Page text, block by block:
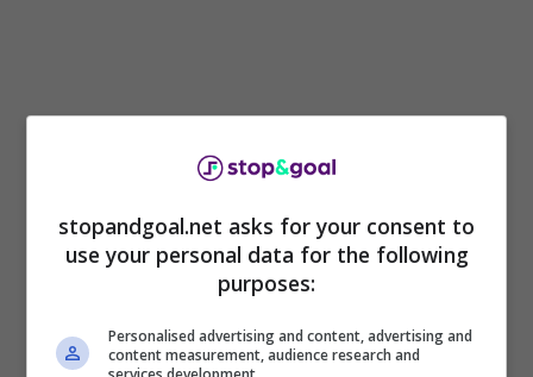
è la situazione legata ai rinnovi
Felipe Anderson
infatti, sono ancora in attesa di una chiamata
da parte della società che ancora non è
LaJuventusapprezza e non poco i due
calciatori, ed è intrigata dall’idea di portarli a
stopandgoal.net asks for your consent to
use your personal data for the following
purposes:
Personalised advertising and content, advertising and
content measurement, audience research and